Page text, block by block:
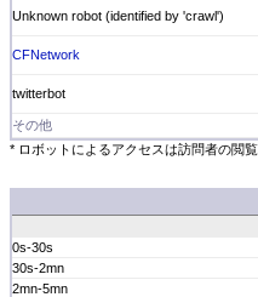
Unknown robot (identified by 'crawl')
CFNetwork
twitterbot
その他
* ロボットによるアクセスは訪問者の閲
0s-30s
30s-2mn
2mn-5mn